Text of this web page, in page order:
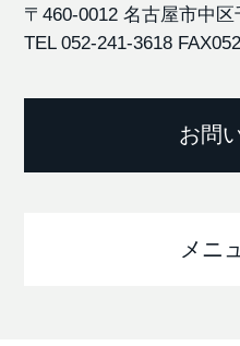
〒460-0012 名古屋市中
TEL 052-241-3618
お問
メニ